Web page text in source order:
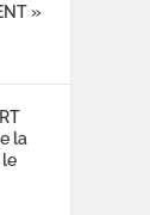
»
la
le